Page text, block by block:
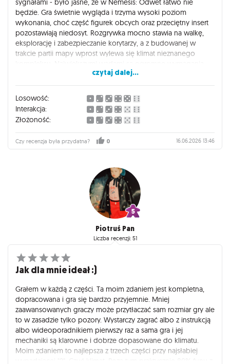
będzie. Gra świetnie wygląda i trzyma wysoki poziom
wykonania, choć część figurek obcych oraz przeciętny insert
pozostawiają niedosyt. Rozgrywka mocno stawia na walkę,
eksplorację i zabezpieczanie korytarzy, a z budowanej w
trakcie partii mapy wprost wylewa się klimat nieznanego
dotyczące miejsca na stole, spory wpływ losowości oraz
słabszy tryb solo. Mimo to dzięki świetnej atmosferze i dużej
regrywalności Nemesis: Odwet zasługuje u mnie na mocne
8/10. A jeśli gracie w większym gronie i jesteście fanami Aliena
i Nemesisa - baa, to nawet może być dla Was 9/10, gdyż gra
jest wyraźnie lepsza od Nemesis Lockdown.
czytaj dalej...
Losowość:
Interakcja:
Złożoność:
Czy recenzja była przydatna? 0 16.06.2026 13:46
Piotruś Pan
Liczba recenzji: 51
Jak dla mnie ideał :)
Grałem w każdą z części. Ta moim zdaniem jest kompletna,
dopracowana i gra się bardzo przyjemnie. Mniej
zaawansowanych graczy może przytłaczać sam rozmiar gry ale
to w zasadzie tylko pozory. Wystarczy zagrać albo z instrukcją
albo wideoporadnikiem pierwszy raz a sama gra i jej
mechaniki są klarowne i dobrze dopasowane do klimatu.
Moim zdaniem to najlepsza z trzech części przy najsłabiej